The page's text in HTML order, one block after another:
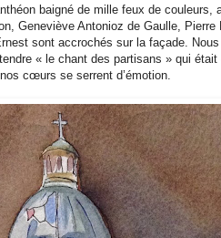
baigné de mille feux de couleurs,
Geneviève Antonioz de Gaulle,
sont accrochés sur la façade.
« le chant des partisans » qui
cœurs se serrent d’émotion.